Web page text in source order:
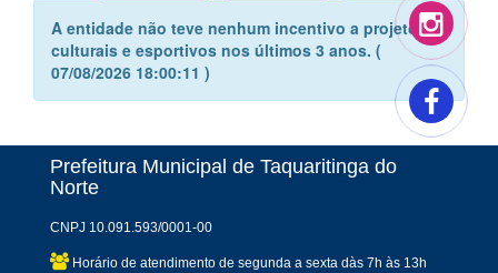
A entidade não teve nenhum incentivo a projetos
culturais e esportivos nos últimos 3 anos. (
07/08/2026 18:00:11 )
Prefeitura Municipal de Taquaritinga do
Norte
CNPJ 10.091.593/0001-00
Horário de atendimento de segunda a sexta dàs 7h às 13h